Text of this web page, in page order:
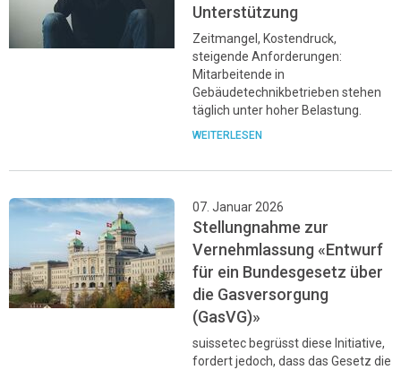
Unterstützung
Zeitmangel, Kostendruck,
steigende Anforderungen:
Mitarbeitende in
Gebäudetechnikbetrieben stehen
täglich unter hoher Belastung.
WEITERLESEN
07. Januar 2026
Stellungnahme zur
Vernehmlassung «Entwurf
für ein Bundesgesetz über
die Gasversorgung
(GasVG)»
suissetec begrüsst diese Initiative,
fordert jedoch, dass das Gesetz die